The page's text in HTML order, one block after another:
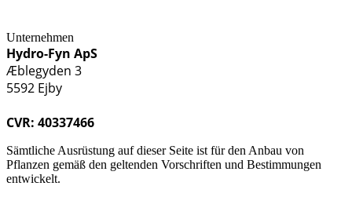
Unternehmen
Hydro-Fyn ApS
Æblegyden 3
5592 Ejby
CVR: 40337466
Sämtliche Ausrüstung auf dieser Seite ist für den Anbau von
Pflanzen gemäß den geltenden Vorschriften und Bestimmungen
entwickelt.